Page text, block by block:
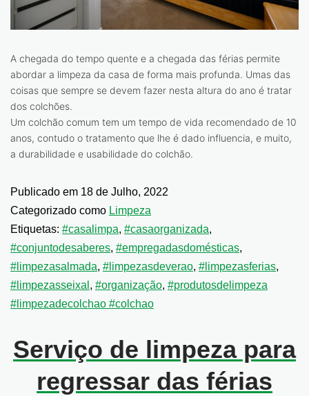
A chegada do tempo quente e a chegada das férias permite
abordar a limpeza da casa de forma mais profunda. Umas das
coisas que sempre se devem fazer nesta altura do ano é tratar
dos colchões.
Um colchão comum tem um tempo de vida recomendado de 10
anos, contudo o tratamento que lhe é dado influencia, e muito,
a durabilidade e usabilidade do colchão.
Publicado em 18 de Julho, 2022
Categorizado como Limpeza
Etiquetas: #casalimpa, #casaorganizada,
#conjuntodesaberes, #empregadasdomésticas,
#limpezasalmada, #limpezasdeverao, #limpezasferias,
#limpezasseixal , #organização, #produtosdelimpeza
#limpezadecolchao #colchao
Serviço de limpeza para
regressar das férias